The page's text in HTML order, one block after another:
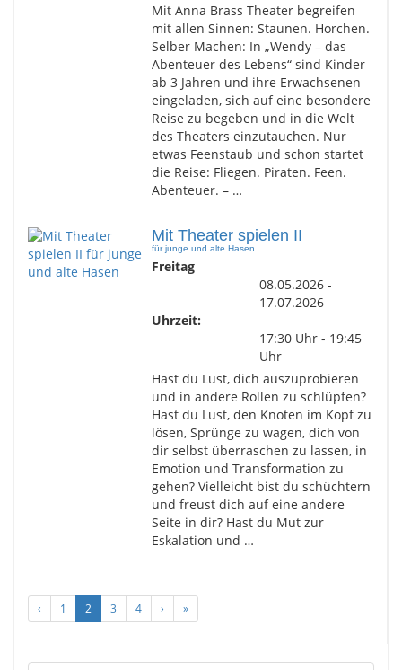
Mit Anna Brass Theater begreifen
mit allen Sinnen: Staunen. Horchen.
Selber Machen: In „Wendy – das
Abenteuer des Lebens“ sind Kinder
ab 3 Jahren und ihre Erwachsenen
eingeladen, sich auf eine besondere
Reise zu begeben und in die Welt
des Theaters einzutauchen. Nur
etwas Feenstaub und schon startet
die Reise: Fliegen. Piraten. Feen.
Abenteuer. – …
Mit Theater spielen II
für junge und alte Hasen
Freitag
08.05.2026 -
17.07.2026
Uhrzeit:
17:30 Uhr - 19:45
Uhr
Hast du Lust, dich auszuprobieren
und in andere Rollen zu schlüpfen?
Hast du Lust, den Knoten im Kopf zu
lösen, Sprünge zu wagen, dich von
dir selbst überraschen zu lassen, in
Emotion und Transformation zu
gehen? Vielleicht bist du schüchtern
und freust dich auf eine andere
Seite in dir? Hast du Mut zur
Eskalation und …
‹ 1 2 3 4 › »